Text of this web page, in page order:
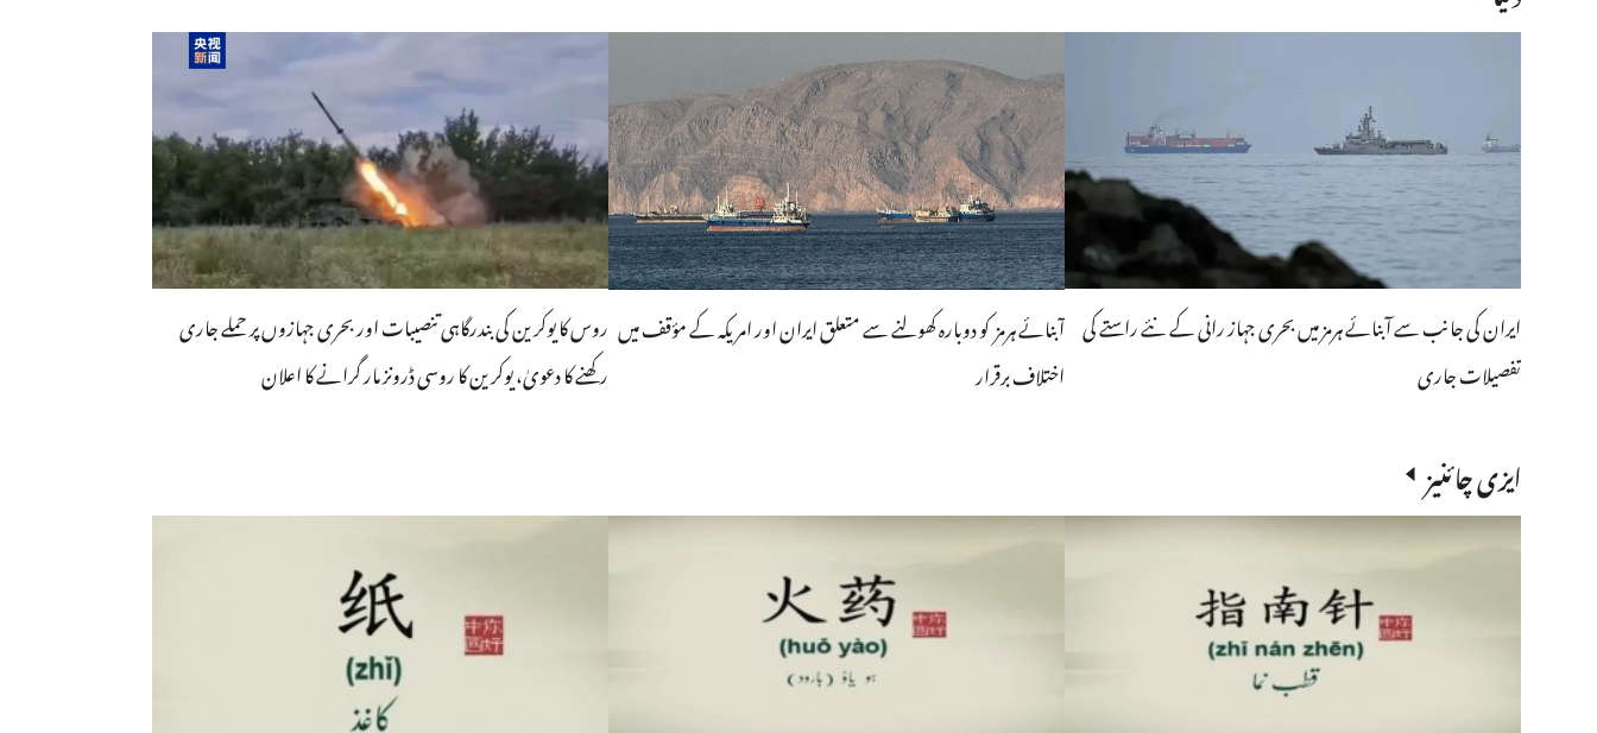
ایران کی جانب سے آبنائے ہرمز میں بحری جہاز رانی کے نئے راستے کی
تفصیلات جاری
آبنائے ہرمز کو دوبارہ کھولنے سے متعلق ایران اور امریکہ کے مؤقف میں
اختلاف برقرار
روس کا یوکرین کی بندرگاہی تنصیبات اور بحری جہازوں پر حملے جاری
رکھنے کا دعویٰ، یوکرین کا روسی ڈرونز مار گرانے کا اعلان
ایزی چائنیز